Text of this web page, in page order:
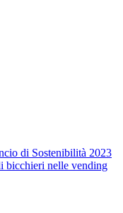
di Sostenibilità 2023
bicchieri nelle vending